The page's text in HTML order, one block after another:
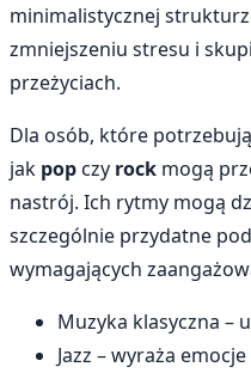
minimalistycznej
zmniejszeniu stresu i
przeżyciach.
Dla osób, które
jak popczy rock mogą
nastrój. Ich rytmy mogą
szczególnie przydatne
wymagających
Muzyka klasyczna –
Jazz – wyraża